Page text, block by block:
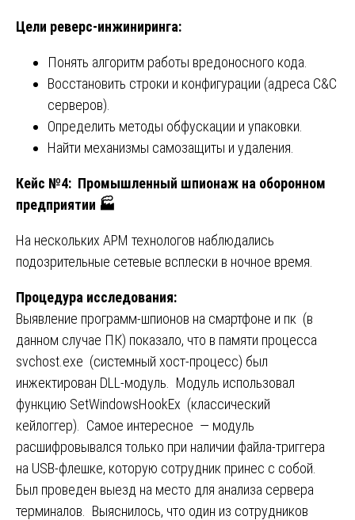
Цели реверс-инжиниринга:
Понять алгоритм работы вредоносного кода.
Восстановить строки и конфигурации (адреса C&C
серверов).
Определить методы обфускации и упаковки.
Найти механизмы самозащиты и удаления.
Кейс №4: Промышленный шпионаж на оборонном
предприятии 🏭
На нескольких АРМ технологов наблюдались
подозрительные сетевые всплески в ночное время.
Процедура исследования:
Выявление программ-шпионов на смартфоне и пк (в
данном случае ПК) показало, что в памяти процесса
svchost.exe (системный хост-процесс) был
инжектирован DLL-модуль. Модуль использовал
функцию SetWindowsHookEx (классический
кейлоггер). Самое интересное — модуль
расшифровывался только при наличии файла-триггера
на USB-флешке, которую сотрудник принес с собой.
Был проведен выезд на место для анализа сервера
терминалов. Выяснилось, что один из сотрудников